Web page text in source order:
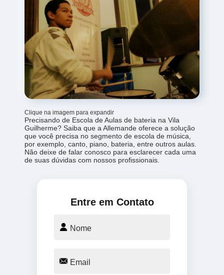
Clique na imagem para expandir
Precisando de Escola de Aulas de bateria na Vila
Guilherme? Saiba que a Allemande oferece a solução
que você precisa no segmento de escola de música,
por exemplo, canto, piano, bateria, entre outros aulas.
Não deixe de falar conosco para esclarecer cada uma
de suas dúvidas com nossos profissionais.
Entre em Contato